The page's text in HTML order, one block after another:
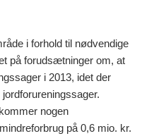
i forhold til nødvendige
på forudsætninger om, at
i 2013, idet der
nogen
på 0,6 mio. kr.